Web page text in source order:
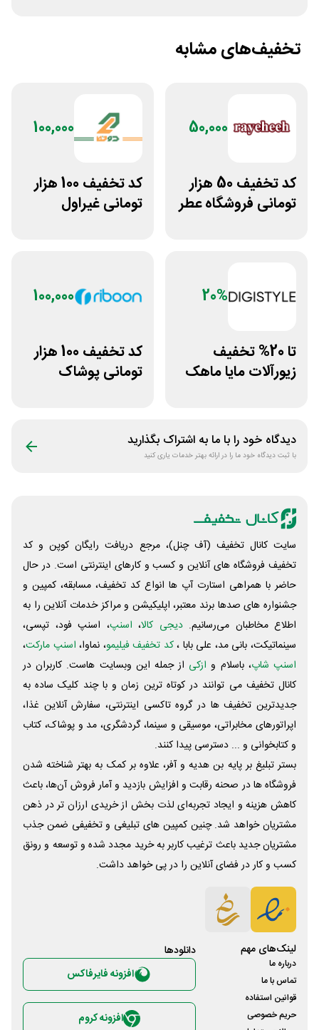
تخفیف‌های مشابه
50,000
کد تخفیف 50 هزار
تومانی فروشگاه عطر
100,000
کد تخفیف 100 هزار
تومانی غیراول
20%
تا 20% تخفیف
زیورآلات مایا ماهک
100,000
کد تخفیف 100 هزار
تومانی پوشاک
دیدگاه خود را با ما به اشتراک بگذارید
با ثبت دیدگاه خود ما را در ارائه بهتر خدمات یاری کنید
سایت کانال تخفیف (آف چنل)، مرجع دریافت رایگان کوپن و کد
تخفیف فروشگاه های آنلاین و کسب و‌ کارهای اینترنتی است. در حال
حاضر با همراهی استارت آپ ها انواع کد تخفیف، مسابقه، کمپین و
جشنواره های صدها برند معتبر، اپلیکیشن و مراکز خدمات آنلاین را به
اطلاع مخاطبان می‌رسانیم. دیجی کالا، اسنپ، اسنپ فود، تپسی،
سینماتیکت، بانی مد، علی‌ بابا ،کد تخفیف فیلیمو، نماوا، اسنپ مارکت،
اسنپ شاپ، باسلام و ازکی از جمله این وبسایت ‌هاست. کاربران در
کانال تخفیف می توانند در کوتاه ترین زمان و با چند کلیک ساده به
جدیدترین تخفیف ها در گروه تاکسی اینترنتی، سفارش آنلاین غذا،
اپراتورهای مخابراتی، موسیقی و سینما، گردشگری، مد و پوشاک، کتاب
و کتابخوانی و ... دسترسی پیدا کنند.
بستر تبلیغ بر پایه بن هدیه و آفر، علاوه بر کمک به بهتر شناخته شدن
فروشگاه ها در صحنه رقابت و افزایش بازدید و آمار فروش آن‌ها، باعث
کاهش هزینه و ایجاد تجربه‌ای لذت بخش از خریدی ارزان تر در ذهن
مشتریان خواهد شد. چنین کمپین های تبلیغی و تخفیفی ضمن جذب
مشتریان جدید باعث ترغیب کاربر به خرید مجدد شده و توسعه و رونق
کسب و کار در فضای آنلاین را در پی خواهد داشت.
لینک‌های مهم
درباره ما
تماس با ما
قوانین استفاده
حریم خصوصی
دانلود‌ها
افزونه فایرفاکس
افزونه کروم